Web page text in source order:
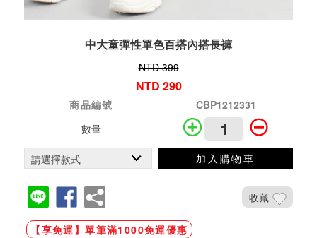
中大童彈性單色百搭內搭長褲
NTD 399
NTD 290
商品編號
CBP1212331
數量
加入購物車
收藏
【享免運】單筆滿1000免運優惠